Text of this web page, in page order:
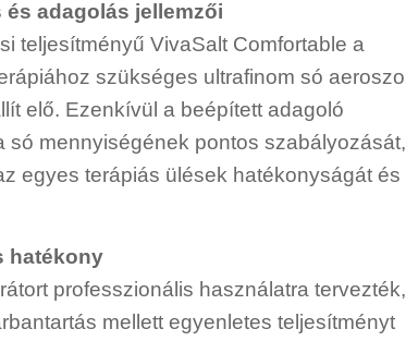
és adagolás jellemzői
teljesítményű VivaSalt Comfortable a
szükséges ultrafinom só aeroszol
elő. Ezenkívül a beépített adagoló
só mennyiségének pontos szabályozását,
egyes terápiás ülések hatékonyságát és
hatékony
professzionális használatra tervezték,
mellett egyenletes teljesítményt